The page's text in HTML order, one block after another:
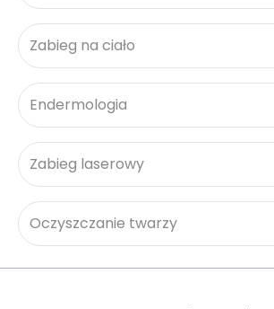
Zabieg na ciało
Endermologia
Zabieg laserowy
Oczyszczanie twarzy